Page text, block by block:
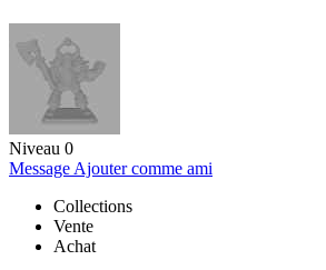
Niveau 0
Message Ajouter comme ami
Collections
Vente
Achat